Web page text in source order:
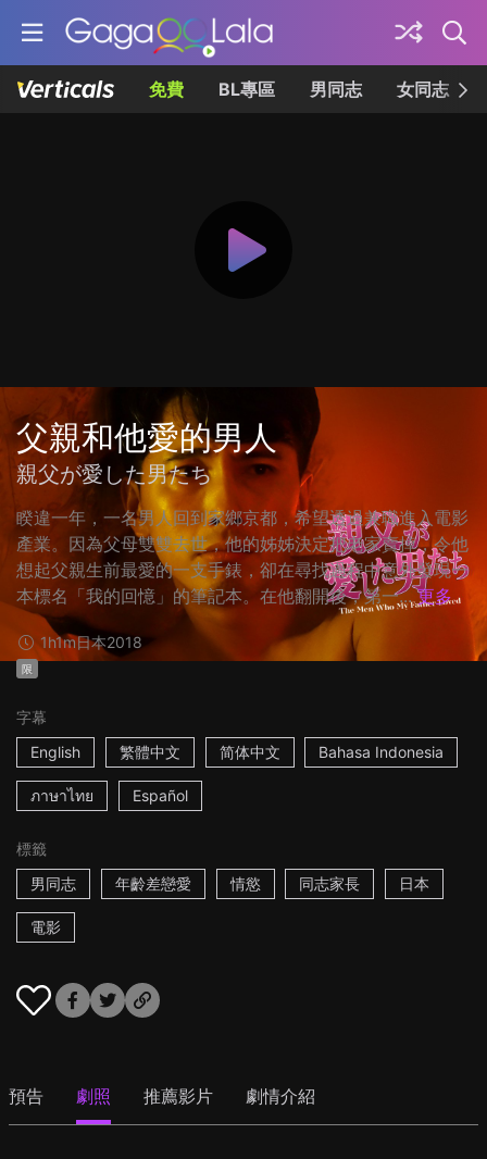
免費 BL專區 男同志 女同志
父親和他愛的男人
親父が愛した男たち
睽違一年，一名男人回到家鄉京都，希望透過兼職進入電影
產業。因為父母雙雙去世，他的姊姊決定把老家賣掉，令他
想起父親生前最愛的一支手錶，卻在尋找過程中意外發現一
本標名「我的回憶」的筆記本。在他翻開後，第一... 更多
1h1m日本2018
限
字幕
English
繁體中文 简体中文 Bahasa Indonesia
ภาษาไทย Español
標籤
男同志
年齡差戀愛 情慾 同志家長 日本
電影
預告 劇照 推薦影片 劇情介紹